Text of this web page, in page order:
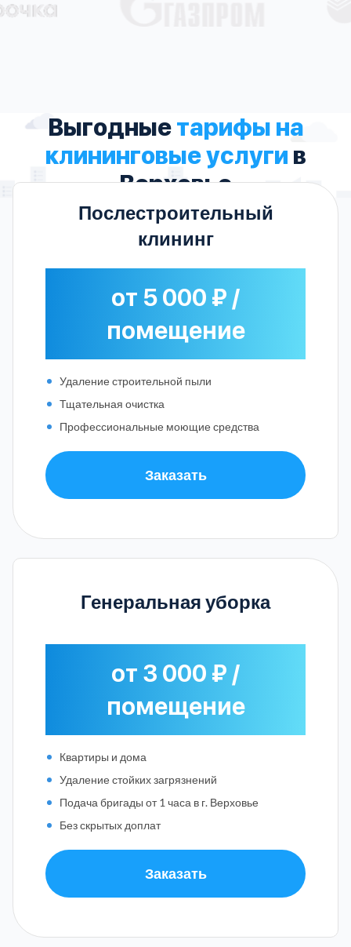
Выгодныетарифы на
клининговые услуги в
Верховье
Послестроительный
клининг
от 5 000 ₽ /
помещение
Удаление строительной пыли
Тщательная очистка
Профессиональные моющие средства
Заказать
Генеральная уборка
от 3 000 ₽ /
помещение
Квартиры и дома
Удаление стойких загрязнений
Подача бригады от 1 часа в г. Верховье
Без скрытых доплат
Заказать